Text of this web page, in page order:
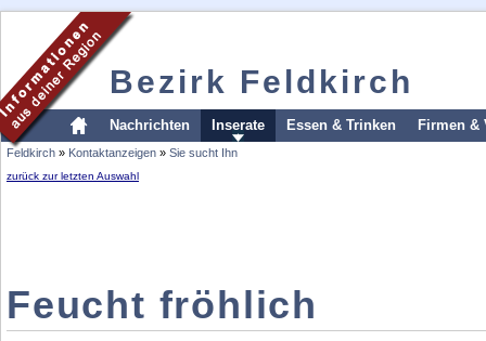
Bezirk Feldkirch
Nachrichten Inserate Essen & Trinken Firmen &
Feldkirch » Kontaktanzeigen » Sie sucht Ihn
zurück zur letzten Auswahl
Feucht fröhlich